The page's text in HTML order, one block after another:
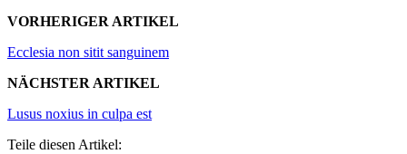
VORHERIGER ARTIKEL
Ecclesia non sitit sanguinem
NÄCHSTER ARTIKEL
Lusus noxius in culpa est
Teile diesen Artikel: